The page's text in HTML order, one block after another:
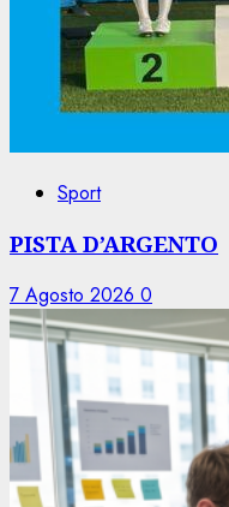
Sport
PISTA D’ARGENTO
7 Agosto 2026 0